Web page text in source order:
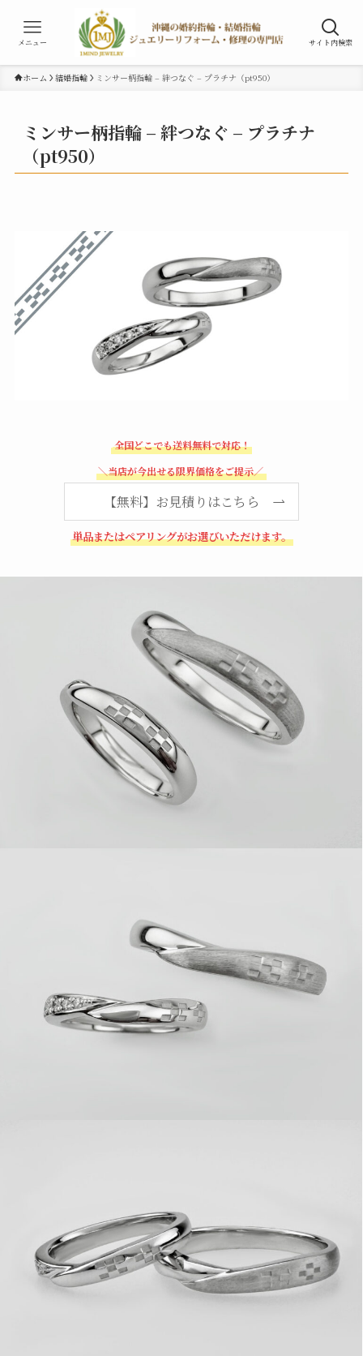
サイト内検索
メニュー
ホーム 結婚指輪 ミンサー柄指輪 – 絆つなぐ – プラチナ（pt950）
ミンサー柄指輪 – 絆つなぐ – プラチナ
（pt950）
全国どこでも送料無料で対応！
＼当店が今出せる限界価格をご提示／
【無料】お見積りはこちら
単品またはペアリングがお選びいただけます。